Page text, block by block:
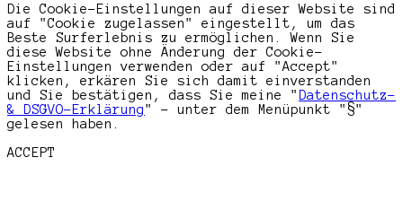
Die Cookie-Einstellungen auf dieser Website sind
auf "Cookie zugelassen" eingestellt, um das
Beste Surferlebnis zu ermöglichen. Wenn Sie
diese Website ohne Änderung der Cookie-
Einstellungen verwenden oder auf "Accept"
klicken, erkären Sie sich damit einverstanden
und Sie bestätigen, dass Sie meine " Datenschutz-
& DSGVO-Erklärung" - unter dem Menüpunkt "§"
gelesen haben.
ACCEPT